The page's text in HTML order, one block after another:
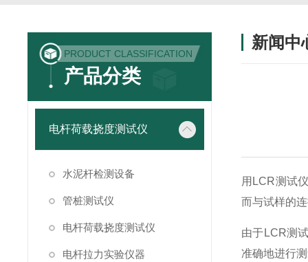
PRODUCT CLASSIFICATION
产品分类
电杆荷载挠度测试仪
水泥杆检测设备
管桩测试仪
电杆荷载挠度测试仪
电杆拉力实验仪器
新闻中
用LCR测试
而与试样的
由于LCR测
准确地进行